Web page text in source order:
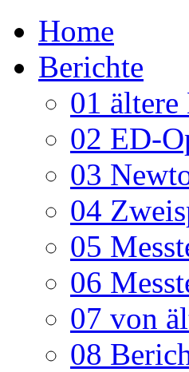
Home
Berichte
01
02 ED-
03
04
05
06
07 von
08